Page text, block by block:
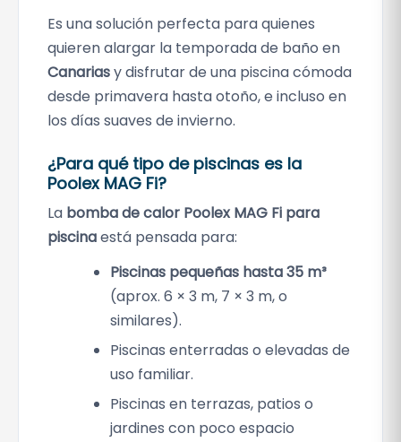
Es una solución perfecta para quienes
quieren alargar la temporada de baño en
Canariasy disfrutar de una piscina cómoda
desde primavera hasta otoño, e incluso en
los días suaves de invierno.
¿Para qué tipo de piscinas es la
Poolex MAG Fi?
La bomba de calor Poolex MAG Fi para
piscinaestá pensada para:
Piscinas pequeñas hasta 35 m³
(aprox. 6 × 3 m, 7 × 3 m, o
similares).
Piscinas enterradas o elevadas de
uso familiar.
Piscinas en terrazas, patios o
jardines con poco espacio